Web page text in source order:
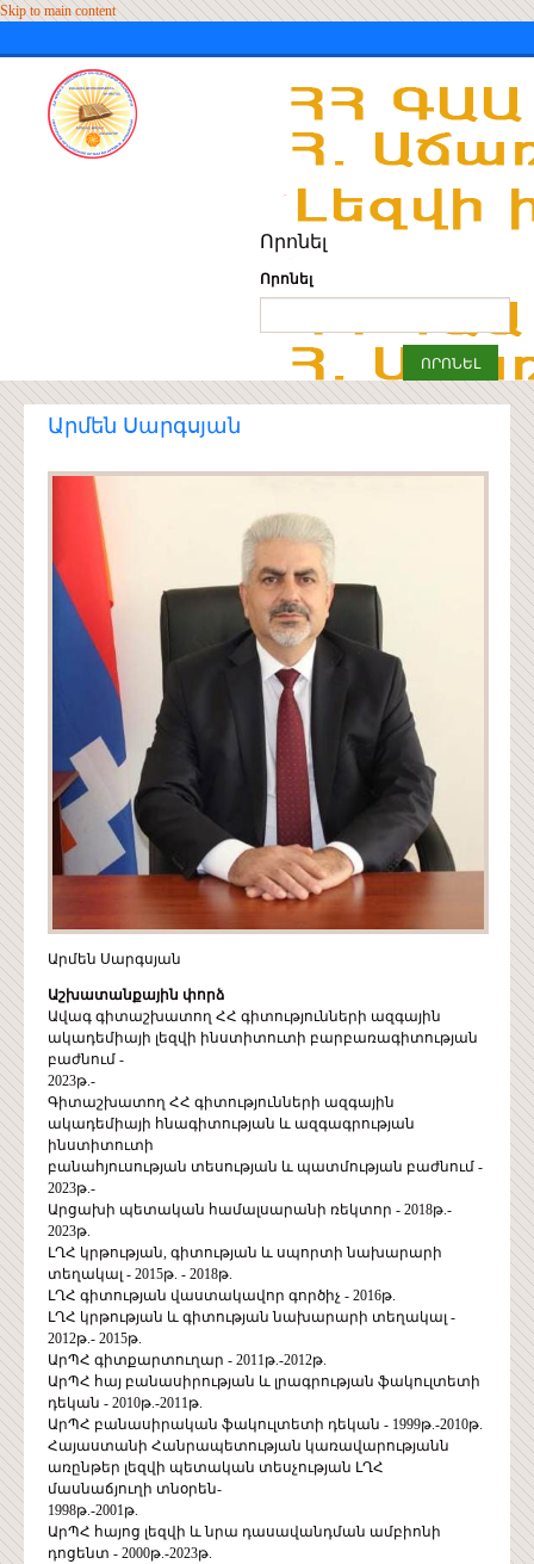
Skip to main content
Որոնել
Որոնել
Արմեն Սարգսյան
Արմեն Սարգսյան
Աշխատանքային փորձ
Ավագ գիտաշխատող ՀՀ գիտությունների ազգային
ակադեմիայի լեզվի ինստիտուտի բարբառագիտության
բաժնում -
2023թ.-
Գիտաշխատող ՀՀ գիտությունների ազգային
ակադեմիայի հնագիտության և ազգագրության
ինստիտուտի
բանահյուսության տեսության և պատմության բաժնում -
2023թ.-
Արցախի պետական համալսարանի ռեկտոր - 2018թ.-
2023թ.
ԼՂՀ կրթության, գիտության և սպորտի նախարարի
տեղակալ - 2015թ. - 2018թ.
ԼՂՀ գիտության վաստակավոր գործիչ - 2016թ.
ԼՂՀ կրթության և գիտության նախարարի տեղակալ -
2012թ.- 2015թ.
ԱրՊՀ գիտքարտուղար - 2011թ.-2012թ.
ԱրՊՀ հայ բանասիրության և լրագրության ֆակուլտետի
դեկան - 2010թ.-2011թ.
ԱրՊՀ բանասիրական ֆակուլտետի դեկան - 1999թ.-2010թ.
Հայաստանի Հանրապետության կառավարությանն
առընթեր լեզվի պետական տեսչության ԼՂՀ
մասնաճյուղի տնօրեն-
1998թ.-2001թ.
ԱրՊՀ հայոց լեզվի և նրա դասավանդման ամբիոնի
դոցենտ - 2000թ.-2023թ.